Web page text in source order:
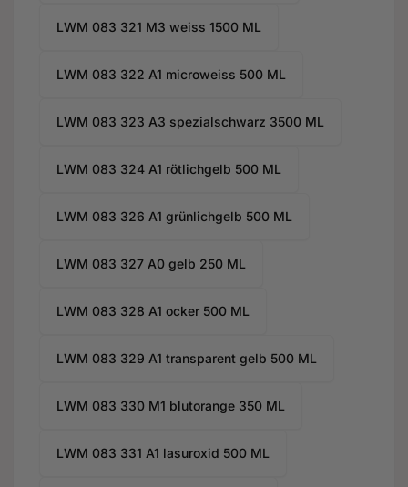
LWM 083 321 M3 weiss 1500 ML
LWM 083 322 A1 microweiss 500 ML
LWM 083 323 A3 spezialschwarz 3500 ML
LWM 083 324 A1 rötlichgelb 500 ML
LWM 083 326 A1 grünlichgelb 500 ML
LWM 083 327 A0 gelb 250 ML
LWM 083 328 A1 ocker 500 ML
LWM 083 329 A1 transparent gelb 500 ML
LWM 083 330 M1 blutorange 350 ML
LWM 083 331 A1 lasuroxid 500 ML